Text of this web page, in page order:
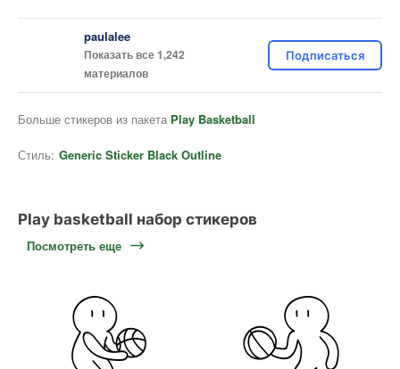
paulalee
Показать все 1,242
материалов
Подписаться
Больше стикеров из пакета Play Basketball
Стиль: Generic Sticker Black Outline
Play basketball набор стикеров
Посмотреть еще